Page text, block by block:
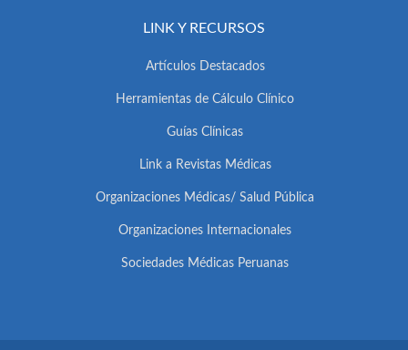
LINK Y RECURSOS
Artículos Destacados
Herramientas de Cálculo Clínico
Guías Clínicas
Link a Revistas Médicas
Organizaciones Médicas/ Salud Pública
Organizaciones Internacionales
Sociedades Médicas Peruanas